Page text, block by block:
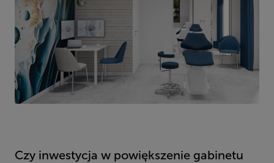
Czy inwestycja w powiększenie gabinetu